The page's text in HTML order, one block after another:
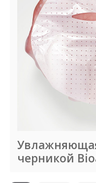
черникой